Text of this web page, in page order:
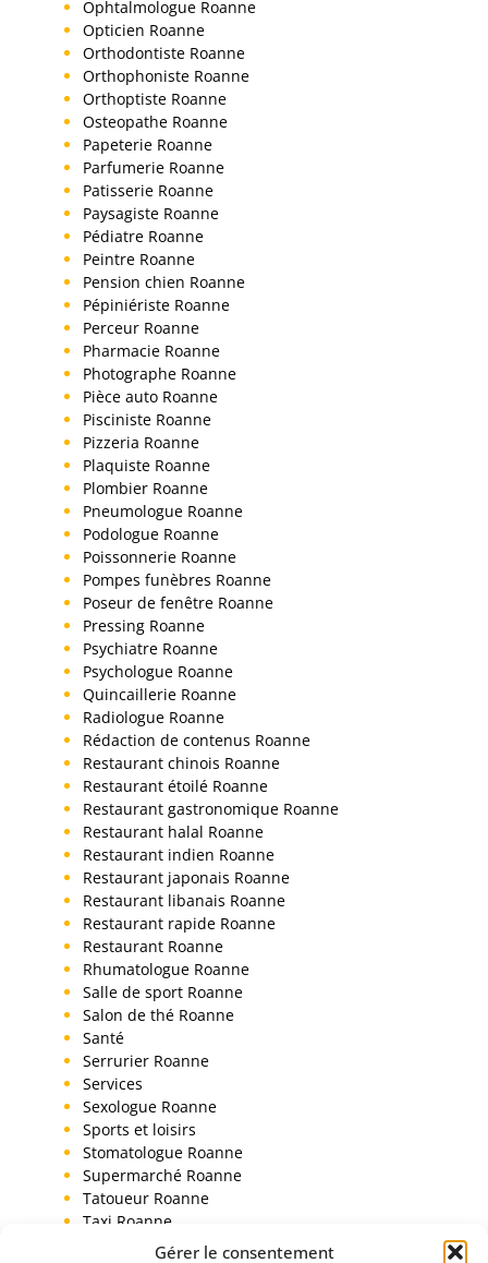
Gérer le consentement
Ophtalmologue Roanne
Opticien Roanne
Orthodontiste Roanne
Orthophoniste Roanne
Orthoptiste Roanne
Osteopathe Roanne
Papeterie Roanne
Parfumerie Roanne
Patisserie Roanne
Paysagiste Roanne
Pédiatre Roanne
Peintre Roanne
Pension chien Roanne
Pépiniériste Roanne
Perceur Roanne
Pharmacie Roanne
Photographe Roanne
Pièce auto Roanne
Pisciniste Roanne
Pizzeria Roanne
Plaquiste Roanne
Plombier Roanne
Pneumologue Roanne
Podologue Roanne
Poissonnerie Roanne
Pompes funèbres Roanne
Poseur de fenêtre Roanne
Pressing Roanne
Psychiatre Roanne
Psychologue Roanne
Quincaillerie Roanne
Radiologue Roanne
Rédaction de contenus Roanne
Restaurant chinois Roanne
Restaurant étoilé Roanne
Restaurant gastronomique Roanne
Restaurant halal Roanne
Restaurant indien Roanne
Restaurant japonais Roanne
Restaurant libanais Roanne
Restaurant rapide Roanne
Restaurant Roanne
Rhumatologue Roanne
Salle de sport Roanne
Salon de thé Roanne
Santé
Serrurier Roanne
Services
Sexologue Roanne
Sports et loisirs
Stomatologue Roanne
Supermarché Roanne
Tatoueur Roanne
Taxi Roanne
Toiletteur chien Roanne